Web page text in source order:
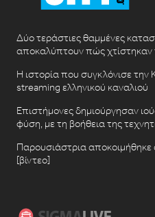
Δύο τεράστιες θαμμένες
αποκαλύπτουν πώς
Η ιστορία που συγκλόνισε
streaming ελληνικού καναλιού
Επιστήμονες δημιούργησαν
φύση, με τη βοήθεια της
Παρουσιάστρια αποκοιμήθηκε
[βίντεο]